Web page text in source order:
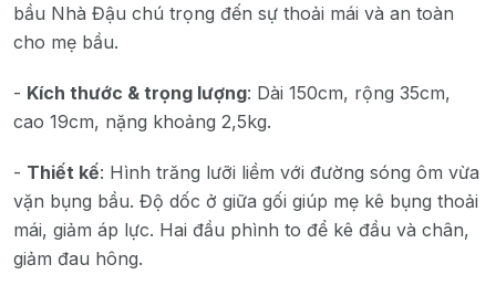
bầu Nhà Đậu chú trọng đến sự thoải mái và an toàn
cho mẹ bầu.
- Kích thước & trọng lượng: Dài 150cm, rộng 35cm,
cao 19cm, nặng khoảng 2,5kg.
- Thiết kế: Hình trăng lưỡi liềm với đường sóng ôm vừa
vặn bụng bầu. Độ dốc ở giữa gối giúp mẹ kê bụng thoải
mái, giảm áp lực. Hai đầu phình to để kê đầu và chân,
giảm đau hông.